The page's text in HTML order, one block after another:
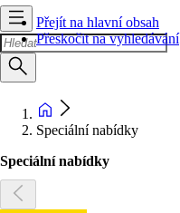
Přejít na hlavní obsah
Přeskočit na vyhledávání
Speciální nabídky
Speciální nabídky